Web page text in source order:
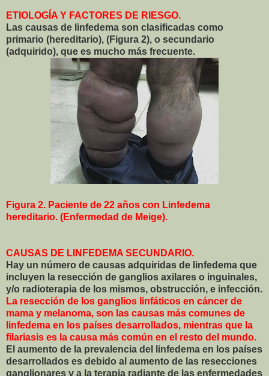
ETIOLOGÍA Y FACTORES DE RIESGO.
Las causas de linfedema son clasificadas como
primario (hereditario), (Figura 2), o secundario
(adquirido), que es mucho más frecuente.
Figura 2. Paciente de 22 años con Linfedema
hereditario. (Enfermedad de Meige).
CAUSAS DE LINFEDEMA SECUNDARIO.
Hay un número de causas adquiridas de linfedema que
incluyen la resección de ganglios axilares o inguinales,
y/o radioterapia de los mismos, obstrucción, e infección.
La resección de los ganglios linfáticos en cáncer de
mama y melanoma, son las causas más comunes de
linfedema en los países desarrollados, mientras que la
filariasis es la causa más común en el resto del mundo.
El aumento de la prevalencia del linfedema en los países
desarrollados es debido al aumento de las resecciones
ganglionares y a la terapia radiante de las enfermedades